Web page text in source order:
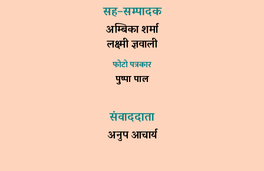
सह–सम्पादक
अम्बिका शर्मा
लक्ष्मी ज्ञवाली
फोटो पत्रकार
पुष्पा पाल
संवाददाता
अनुप आचार्य